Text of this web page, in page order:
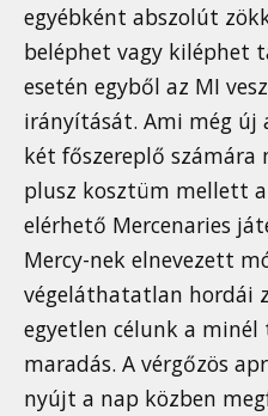
egyébként abszolút
beléphet vagy kiléphet
esetén egyből az MI
irányítását. Ami még új
két főszereplő számára
plusz kosztüm mellett
elérhető Mercenaries
Mercy-nek elnevezett
végeláthatatlan hordái
egyetlen célunk a
maradás. A vérgőzös
nyújt a nap közben